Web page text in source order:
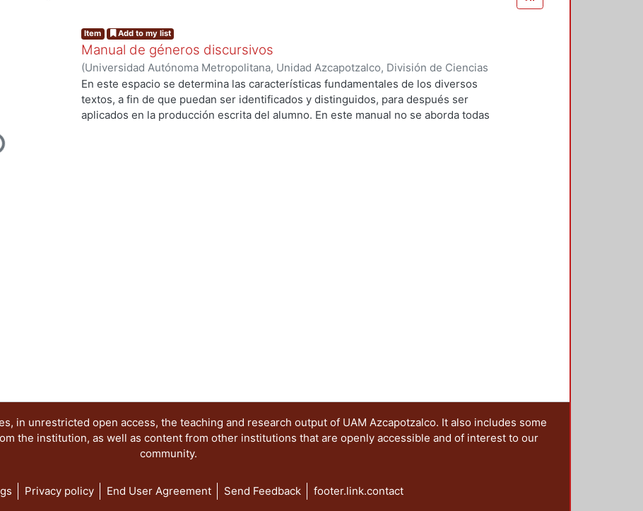
Item Add to my list
Manual de géneros discursivos
(Universidad Autónoma Metropolitana, Unidad Azcapotzalco, División de Ciencias
Sociales y Humanidades, Departamento de Humanidades, Área de Literatura,2004
Alegría de la Colina, Margarita; Cervantes Sánchez, Gloria;Hernández Monroy,
Rosaura;Herrera, Alejandra;Sorókina, Tatiana
En este espacio se determina las características fundamentales de los diversos
textos, a fin de que puedan ser identificados y distinguidos, para después ser
aplicados en la producción escrita del alumno. En este manual no se aborda todas
in unrestricted open access, the teaching and research output of UAM Azcapotzalco. It also includes some
the institution, as well as content from other institutions that are openly accessible and of interest to our
community.
Privacy policy End User Agreement Send Feedback footer.link.contact